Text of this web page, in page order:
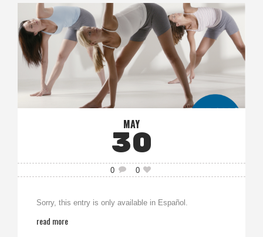
MAY
30
0 0
Sorry, this entry is only available in Español.
read more